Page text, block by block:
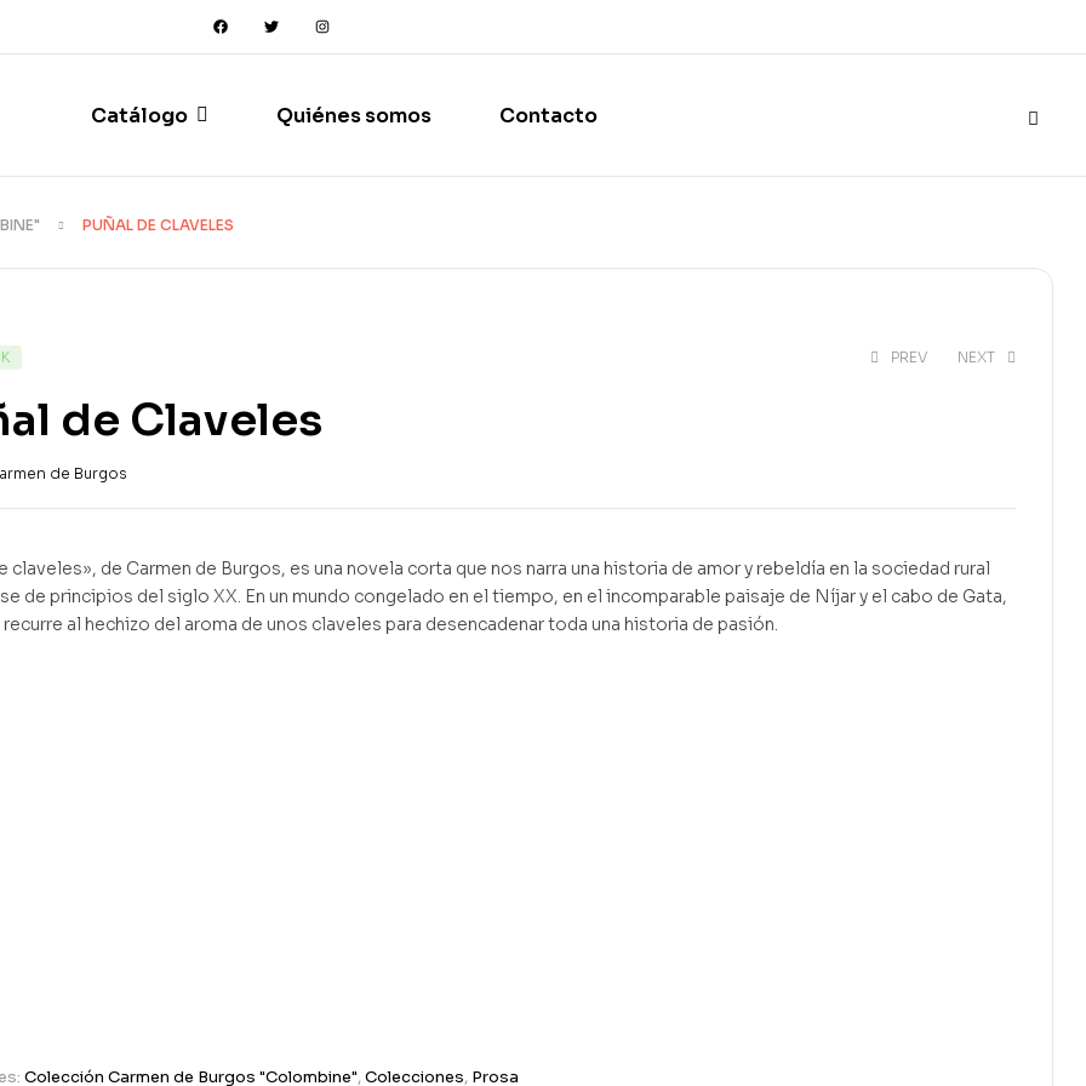
Catálogo Quiénes somos Contacto
PUÑAL DE CLAVELES
PREV NEXT
de Claveles
de Burgos
claveles», de Carmen de Burgos, es una novela corta que nos narra una historia de amor y rebeldía en la sociedad rural
de principios del siglo XX. En un mundo congelado en el tiempo, en el incomparable paisaje de Níjar y el cabo de Gata,
al hechizo del aroma de unos claveles para desencadenar toda una historia de pasión.
Colección Carmen de Burgos "Colombine",Colecciones, Prosa